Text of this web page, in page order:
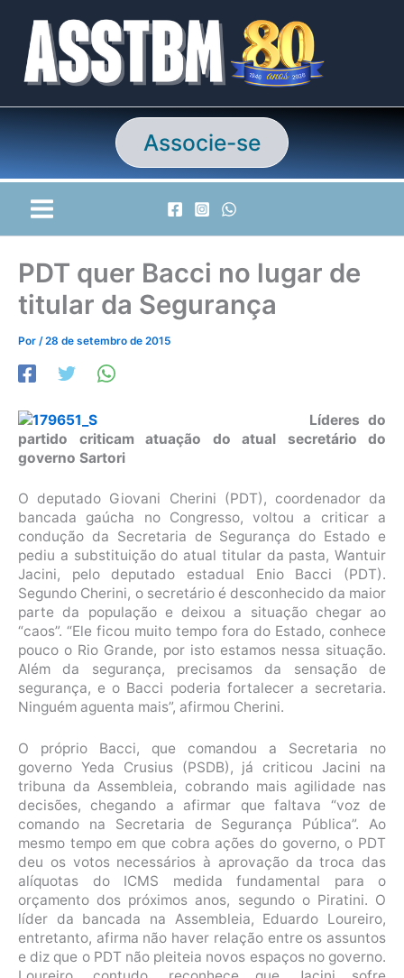
conteúdo
Associe-se
PDT quer Bacci no lugar de
titular da Segurança
Por /28 de setembro de 2015
Líderes do
partido criticam atuação do atual secretário do
governo Sartori
O deputado Giovani Cherini (PDT), coordenador da
bancada gaúcha no Congresso, voltou a criticar a
condução da Secretaria de Segurança do Estado e
pediu a substituição do atual titular da pasta, Wantuir
Jacini, pelo deputado estadual Enio Bacci (PDT).
Segundo Cherini, o secretário é desconhecido da maior
parte da população e deixou a situação chegar ao
“caos”. “Ele ficou muito tempo fora do Estado, conhece
pouco o Rio Grande, por isto estamos nessa situação.
Além da segurança, precisamos da sensação de
segurança, e o Bacci poderia fortalecer a secretaria.
Ninguém aguenta mais”, afirmou Cherini.
O próprio Bacci, que comandou a Secretaria no
governo Yeda Crusius (PSDB), já criticou Jacini na
tribuna da Assembleia, cobrando mais agilidade nas
decisões, chegando a afirmar que faltava “voz de
comando na Secretaria de Segurança Pública”. Ao
mesmo tempo em que cobra ações do governo, o PDT
deu os votos necessários à aprovação da troca das
alíquotas do ICMS medida fundamental para o
orçamento dos próximos anos, segundo o Piratini. O
líder da bancada na Assembleia, Eduardo Loureiro,
entretanto, afirma não haver relação entre os assuntos
e diz que o PDT não pleiteia novos espaços no governo.